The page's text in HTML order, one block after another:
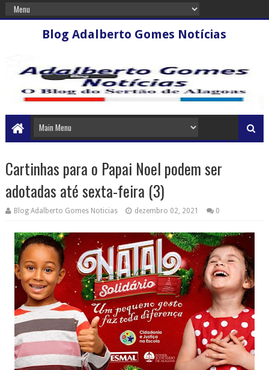
Blog Adalberto Gomes Notícias
Cartinhas para o Papai Noel podem ser
adotadas até sexta-feira (3)
Blog Adalberto Gomes Noticias dezembro 02, 2021 0